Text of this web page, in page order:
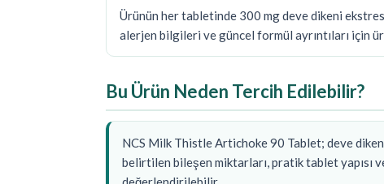
Ürünün her tabletinde 300 mg deve dikeni
alerjen bilgileri ve güncel formül ayrıntıları için
Bu Ürün Neden Tercih Edilebilir?
NCS Milk Thistle Artichoke 90 Tablet; deve
belirtilen bileşen miktarları, pratik tablet yapısı